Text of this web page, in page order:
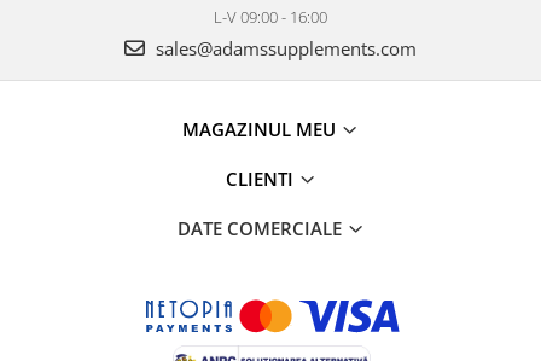
L-V 09:00 - 16:00
sales@adamssupplements.com
MAGAZINUL MEU
CLIENTI
DATE COMERCIALE